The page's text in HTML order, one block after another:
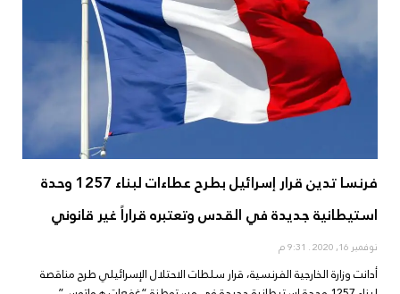
فرنسا تدين قرار إسرائيل بطرح عطاءات لبناء 1257 وحدة
استيطانية جديدة في القدس وتعتبره قراراً غير قانوني
نوفمبر 16, 2020
أدانت وزارة الخارجية الفرنسية، قرار سلطات الاحتلال الإسرائيلي طرح مناقصة